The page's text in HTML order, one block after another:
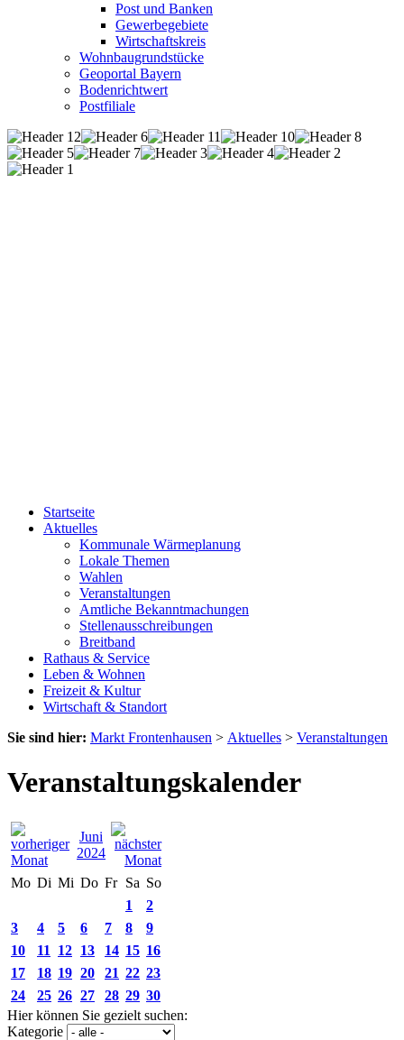
Post und Banken
Gewerbegebiete
Wirtschaftskreis
Wohnbaugrundstücke
Geoportal Bayern
Bodenrichtwert
Postfiliale
Startseite
Aktuelles
Kommunale Wärmeplanung
Lokale Themen
Wahlen
Veranstaltungen
Amtliche Bekanntmachungen
Stellenausschreibungen
Breitband
Rathaus & Service
Leben & Wohnen
Freizeit & Kultur
Wirtschaft & Standort
Sie sind hier: Markt Frontenhausen > Aktuelles > Veranstaltungen
Veranstaltungskalender
Juni
2024
Mo Di Mi Do Fr Sa So
1
2
3
4 5 6 7 8
9
10
11 12 13 14 15 16
17
18 19 20 21 22 23
24
25 26 27 28 29 30
Hier können Sie gezielt suchen:
Kategorie